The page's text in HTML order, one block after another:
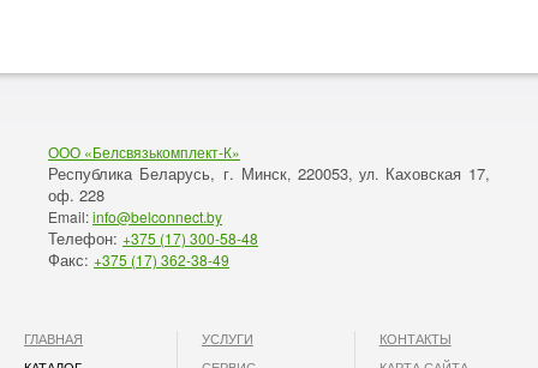
ООО «Белсвязькомплект-К»
Республика Беларусь, г. Минск, 220053, ул. Каховская 17,
оф. 228
Email:info@belconnect.by
Телефон: +375 (17) 300-58-48
Факс: +375 (17) 362-38-49
ГЛАВНАЯ
УСЛУГИ
КОНТАКТЫ